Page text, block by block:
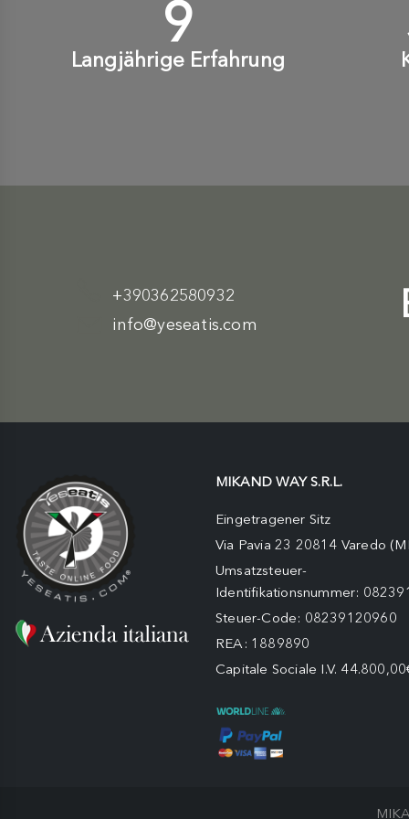
10+
Langjährige Erfahrung
+390362580932
info@yeseatis.com
MIKAND WAY S.R.L.
Eingetragener Sitz
Via Pavia 23 20814 Varedo
Umsatzsteuer-
Identifikationsnummer:
Steuer-Code: 08239120960
REA: 1889890
Capitale Sociale I.V.